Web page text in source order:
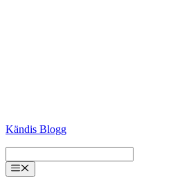
Kändis Blogg
Menu